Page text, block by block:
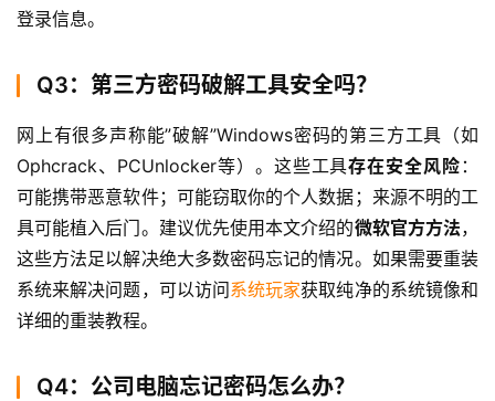
登录信息。
Q3：第三方密码破解工具安全吗？
网上有很多声称能”破解”Windows密码的第三方工具（如
Ophcrack、PCUnlocker等）。这些工具存在安全风险 ：
可能携带恶意软件；可能窃取你的个人数据；来源不明的工
具可能植入后门。建议优先使用本文介绍的微软官方方法，
这些方法足以解决绝大多数密码忘记的情况。如果需要重装
系统来解决问题，可以访问系统玩家获取纯净的系统镜像和
详细的重装教程。
Q4：公司电脑忘记密码怎么办？